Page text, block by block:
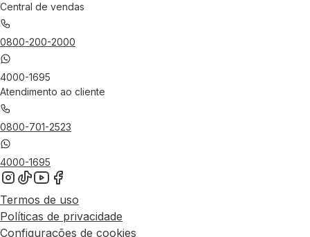
Central de vendas
0800-200-2000
4000-1695
Atendimento ao cliente
0800-701-2523
4000-1695
Termos de uso
Políticas de privacidade
Configurações de cookies